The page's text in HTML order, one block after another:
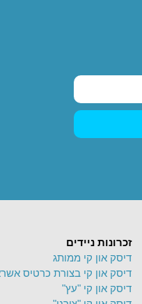
זכרונות ניידים
דיסק און קי ממותג
דיסק און קי בצורת כרטיס
דיסק און קי "עץ"